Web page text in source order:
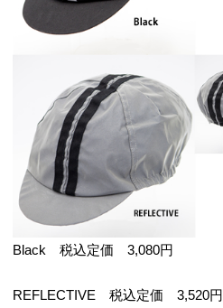
Black 税込定価 3,080円
REFLECTIVE 税込定価 3,520円